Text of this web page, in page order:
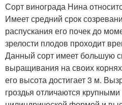
Сорт винограда Нина
Имеет средний срок
распускания его почек до
зрелости плодов проходит
Данный сорт имеет большую
выращивания на своих
его высота достигает 3 м.
гроздья отличаются